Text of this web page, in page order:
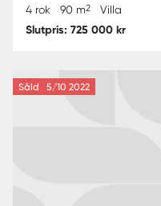
4 rok 90 m2 Villa
Slutpris: 725 000 kr
Såld 5/10 2022